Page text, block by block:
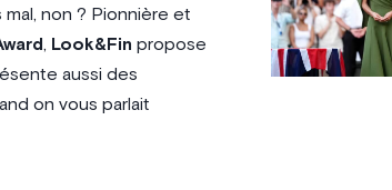
non ? Pionnière et
, Look&Fin propose
aussi des
on vous parlait